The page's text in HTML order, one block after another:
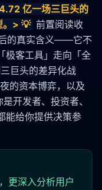
亿一场三巨头的
。> 💡 前置阅读收
的真实含义——它不
极客工具」走向「全
巨头的差异化战
的资本博弈，以及
开发者、投资者、
能给你提供决策参
更深入分析用户